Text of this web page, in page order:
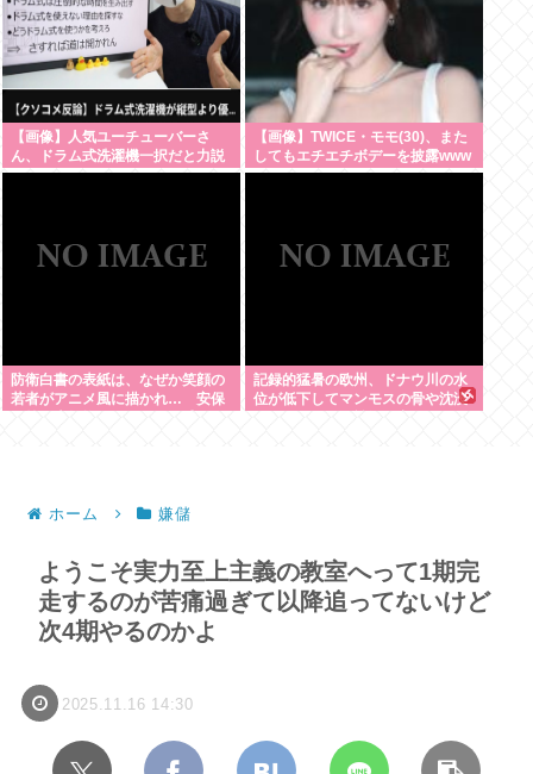
【画像】人気ユーチューバーさ
ん、ドラム式洗濯機一択だと力説
する
【画像】TWICE・モモ(30)、また
してもエチエチボデーを披露www
防衛白書の表紙は、なぜか笑顔の
若者がアニメ風に描かれ… 安保
記録的猛暑の欧州、ドナウ川の水
位が低下してマンモスの骨や沈没
ホーム 嫌儲
ようこそ実力至上主義の教室へって1期完
走するのが苦痛過ぎて以降追ってないけど
次4期やるのかよ
2025.11.16 14:30